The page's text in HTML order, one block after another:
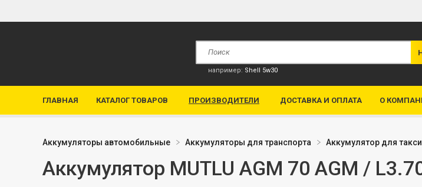
например: Shell 5w30
ГЛАВНАЯ КАТАЛОГ ТОВАРОВ ПРОИЗВОДИТЕЛИ ДОСТАВКА И ОПЛАТА О
Аккумуляторы автомобильные Аккумуляторы для транспорта Аккумулятор для такси
Аккумулятор MUTLU AGM 70 AGM /